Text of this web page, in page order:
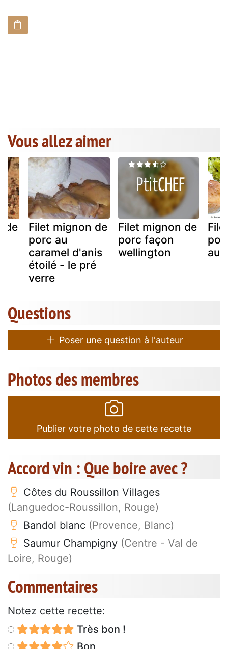
Vous allez aimer
de
Filet mignon de
porc au
caramel d'anis
étoilé - le pré
verre
Filet mignon de
porc façon
wellington
Questions
Poser une question à l'auteur
Photos des membres
Publier votre photo de cette recette
Accord vin : Que boire avec ?
Côtes du Roussillon Villages
(Languedoc-Roussillon, Rouge)
Bandol blanc (Provence, Blanc)
Saumur Champigny (Centre - Val de
Loire, Rouge)
Commentaires
Notez cette recette:
Très bon !